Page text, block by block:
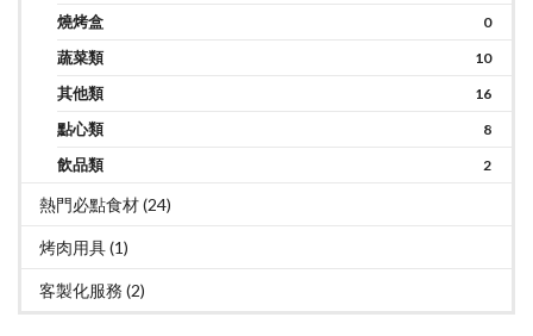
燒烤盒 0
蔬菜類 10
其他類 16
點心類 8
飲品類 2
熱門必點食材 (24)
烤肉用具 (1)
客製化服務 (2)